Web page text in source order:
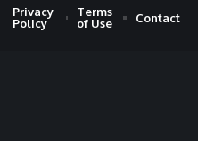
Privacy
Policy
Terms
of Use
Contact